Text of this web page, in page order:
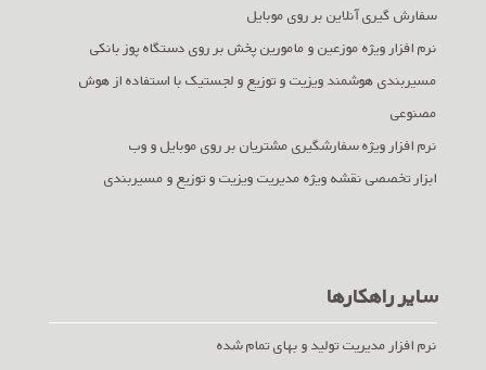
سفارش گیری آنلاین بر روی موبایل
نرم افزار ویژه موزعین و مامورین پخش بر روی دستگاه پوز بانکی
مسیربندی هوشمند ویزیت و توزیع و لجستیک با استفاده از هوش
مصنوعی
نرم افزار ویژه سفارشگیری مشتریان بر روی موبایل و وب
ابزار تخصصی نقشه ویژه مدیریت ویزیت و توزیع و مسیربندی
سایر راهکارها
نرم افزار مدیریت تولید و بهای تمام شده